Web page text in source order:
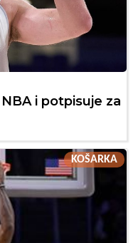
i potpisuje za
KOŠARKA